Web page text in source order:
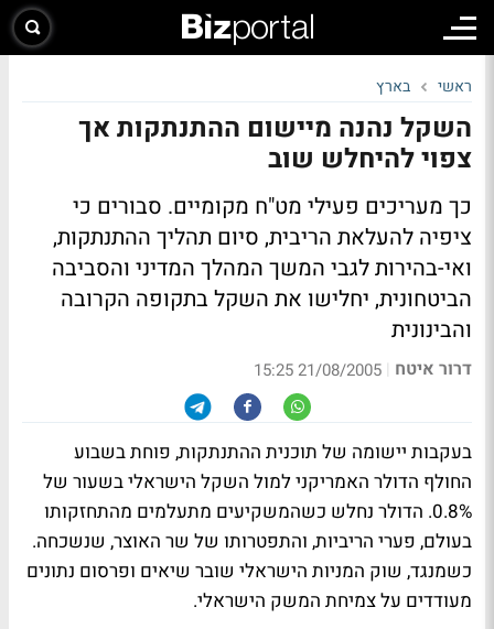
ראשי בארץ
השקל נהנה מיישום ההתנתקות אך
צפוי להיחלש שוב
כך מעריכים פעילי מט"ח מקומיים. סבורים כי
ציפיה להעלאת הריבית, סיום תהליך ההתנתקות,
ואי-בהירות לגבי המשך המהלך המדיני והסביבה
הביטחונית, יחלישו את השקל בתקופה הקרובה
והבינונית
דרור איטח |
21/08/2005 15:25
בעקבות יישומה של תוכנית ההתנתקות, פוחת בשבוע
החולף הדולר האמריקני למול השקל הישראלי בשעור של
0.8%. הדולר נחלש כשהמשקיעים מתעלמים מהתחזקותו
בעולם, פערי הריביות, והתפטרותו של שר האוצר, שנשכחה.
כשמנגד, שוק המניות הישראלי שובר שיאים ופרסום נתונים
מעודדים על צמיחת המשק הישראלי.